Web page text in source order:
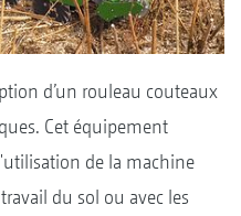
d’un rouleau couteaux
Cet équipement
de la machine
du sol ou avec les